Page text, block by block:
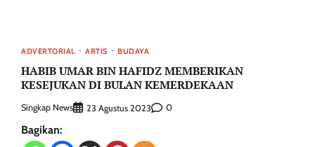
ADVERTORIAL ARTIS BUDAYA
HABIB UMAR BIN HAFIDZ MEMBERIKAN
KESEJUKAN DI BULAN KEMERDEKAAN
Singkap News 23 Agustus 2023 0
Bagikan: